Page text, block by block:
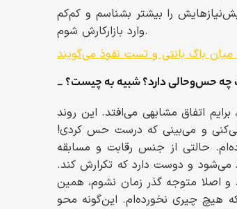
را بیشتر بشناسم و کم‌کم
وارد بازارکارش شوم.
باگ بانتی و تست نفوذ می‌گویند
چه حس‌وحالی دارد؟ شبیه به چیست؟
اتفاق مشابهی می‌افتد. این‌ روند
و می‌بینی که درست حس کردی!
حالتی از جنس رقابت و مسابقه
و دوست دارد که تکرارش کند.
و اصلا متوجه گذر زمان نشوم، همین
چیری نخورده‌ام. این‌گونه محو